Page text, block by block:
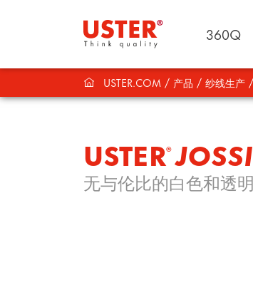
360Q
USTER.COM 产品 纱线生产
USTER®
无与伦比的白色和透